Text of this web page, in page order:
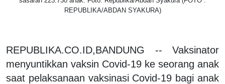
REPUBLIKA/ABDAN SYAKURA)
REPUBLIKA.CO.ID,BANDUNG -- Vaksinator
menyuntikkan vaksin Covid-19 ke seorang anak
saat pelaksanaan vaksinasi Covid-19 bagi anak